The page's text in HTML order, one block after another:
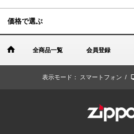
価格で選ぶ
全商品一覧 会員登録
表示モード： スマートフォン /